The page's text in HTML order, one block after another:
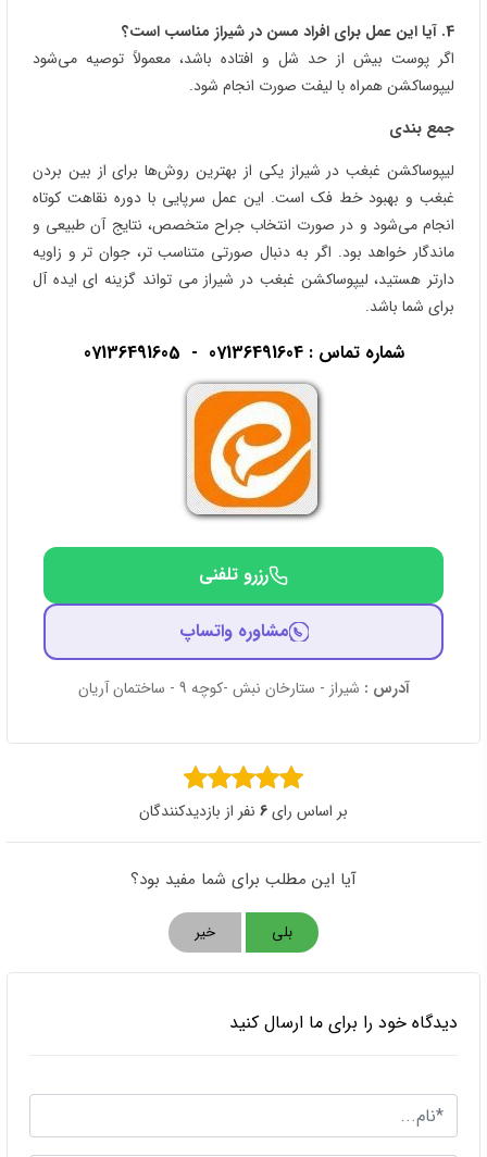
4. آیا این عمل برای افراد مسن در شیراز مناسب است؟
اگر پوست بیش از حد شل و افتاده باشد، معمولاً توصیه می‌شود
لیپوساکشن همراه با لیفت صورت انجام شود.
جمع‌ بندی
لیپوساکشن غبغب در شیراز یکی از بهترین روش‌ها برای از بین بردن
غبغب و بهبود خط فک است. این عمل سرپایی با دوره نقاهت کوتاه
انجام می‌شود و در صورت انتخاب جراح متخصص، نتایج آن طبیعی و
ماندگار خواهد بود. اگر به دنبال صورتی متناسب‌ تر، جوان‌ تر و زاویه‌
دارتر هستید، لیپوساکشن غبغب در شیراز می‌ تواند گزینه‌ ای ایده‌ آل
برای شما باشد.
شماره تماس :07136491604
-
07136491605
رزرو تلفنی
مشاوره واتساپ
آدرس : شیراز - ستارخان نبش -کوچه 9 - ساختمان آریان
بر اساس رای6 نفر از بازدیدکنندگان
آیا این مطلب برای شما مفید بود؟
بلی خیر
دیدگاه خود را برای ما ارسال کنید